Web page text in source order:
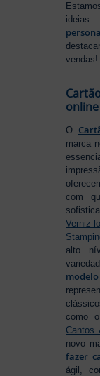
vendas!
online
O
marca
com
Verniz
alto
como
Cantos
novo
fazer
ágil,